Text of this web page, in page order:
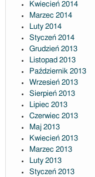
Kwiecień 2014
Marzec 2014
Luty 2014
Styczeń 2014
Grudzień 2013
Listopad 2013
Październik 2013
Wrzesień 2013
Sierpień 2013
Lipiec 2013
Czerwiec 2013
Maj 2013
Kwiecień 2013
Marzec 2013
Luty 2013
Styczeń 2013